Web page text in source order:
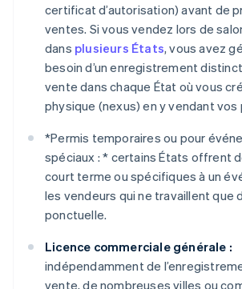
certificat d’autorisation) avant de
ventes. Si vous vendez lors de
dans plusieurs États, vous avez
besoin d’un enregistrement
vente dans chaque État où vous
physique (nexus) en y vendant vos
*Permis temporaires ou pour
spéciaux : * certains États offrent
court terme ou spécifiques à un
les vendeurs qui ne travaillent que
ponctuelle.
Licence commerciale générale :
indépendamment de
vente, de nombreuses villes ou